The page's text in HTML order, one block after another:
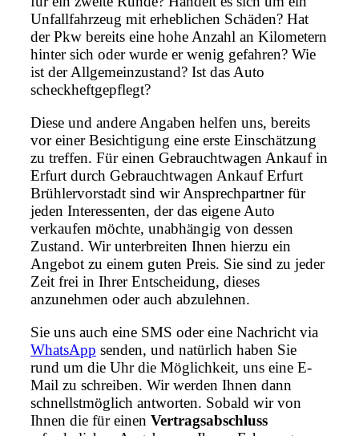
Unfallfahrzeug mit erheblichen Schäden? Hat
der Pkw bereits eine hohe Anzahl an Kilometern
hinter sich oder wurde er wenig gefahren? Wie
ist der Allgemeinzustand? Ist das Auto
scheckheftgepflegt?
Diese und andere Angaben helfen uns, bereits
vor einer Besichtigung eine erste Einschätzung
zu treffen. Für einen Gebrauchtwagen Ankauf in
Erfurt durch Gebrauchtwagen Ankauf Erfurt
Brühlervorstadt sind wir Ansprechpartner für
jeden Interessenten, der das eigene Auto
verkaufen möchte, unabhängig von dessen
Zustand. Wir unterbreiten Ihnen hierzu ein
Angebot zu einem guten Preis. Sie sind zu jeder
Zeit frei in Ihrer Entscheidung, dieses
anzunehmen oder auch abzulehnen.
Sie uns auch eine SMS oder eine Nachricht via
WhatsApp senden, und natürlich haben Sie
rund um die Uhr die Möglichkeit, uns eine E-
Mail zu schreiben. Wir werden Ihnen dann
schnellstmöglich antworten. Sobald wir von
Ihnen die für einen Vertragsabschluss